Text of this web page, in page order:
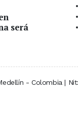
será
- Colombia |